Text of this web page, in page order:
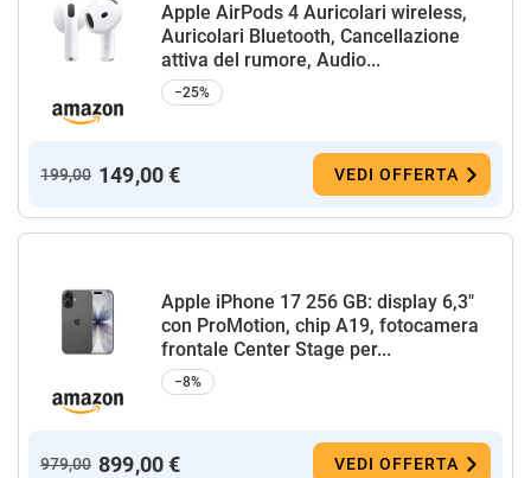
Apple AirPods 4 Auricolari wireless,
Auricolari Bluetooth, Cancellazione
attiva del rumore, Audio...
−25%
199,00 149,00 € VEDI OFFERTA
Apple iPhone 17 256 GB: display 6,3"
con ProMotion, chip A19, fotocamera
frontale Center Stage per...
−8%
979,00 899,00 € VEDI OFFERTA